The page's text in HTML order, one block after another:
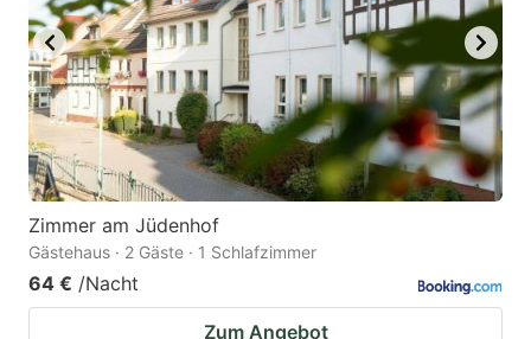
Zimmer am Jüdenhof
Gästehaus · 2 Gäste · 1 Schlafzimmer
64 € /Nacht
Zum Angebot